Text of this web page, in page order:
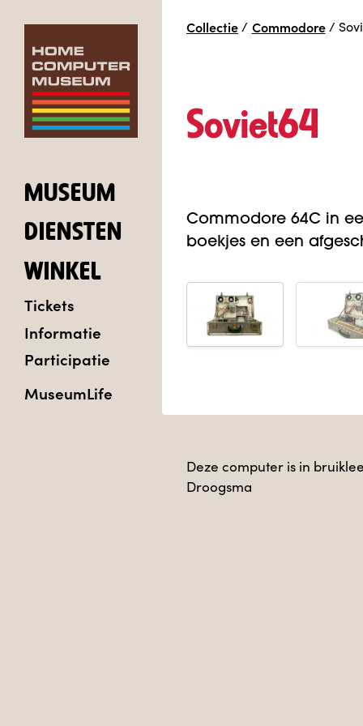
MUSEUM
DIENSTEN
WINKEL
Tickets
Informatie
Participatie
MuseumLife
Collectie / Commodore /
Soviet64
Commodore 64C in
boekjes en een
Deze computer is in
Droogsma